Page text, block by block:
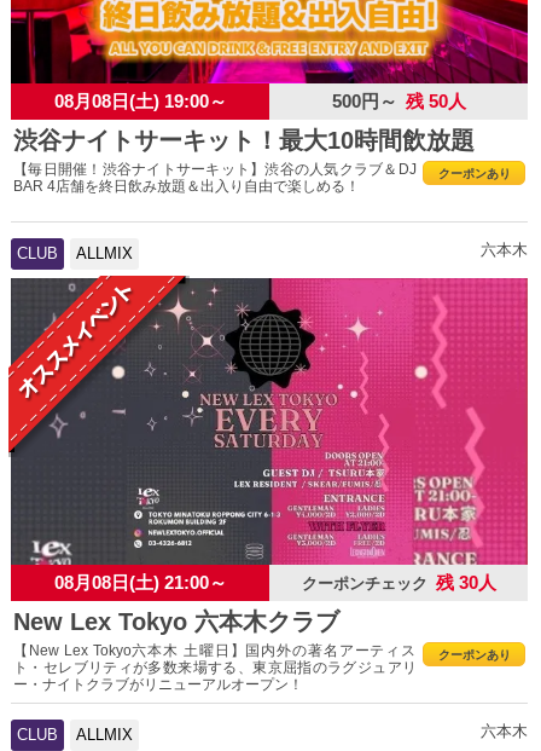
08月08日(土) 19:00～ 500円～ 残 50人
渋谷ナイトサーキット！最大10時間飲放題
クーポンあり
【毎日開催！渋谷ナイトサーキット】渋谷の人気クラブ＆DJ
BAR 4店舗を終日飲み放題＆出入り自由で楽しめる！
CLUB ALLMIX 六本木
08月08日(土) 21:00～ クーポンチェック 残 30人
New Lex Tokyo 六本木クラブ
クーポンあり
【New Lex Tokyo六本木 土曜日】国内外の著名アーティス
ト・セレブリティが多数来場する、東京屈指のラグジュアリ
ー・ナイトクラブがリニューアルオープン！
CLUB ALLMIX 六本木